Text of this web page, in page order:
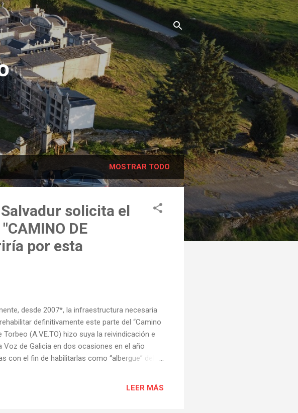
MOSTRAR TODO
solicita el
DE
por esta
desde 2007*, la infraestructura necesaria
definitivamente este parte del “Camino
(A.VE.TO) hizo suya la reivindicación e
de Galicia en dos ocasiones en el año
el fin de habilitarlas como “albergue” del
LEER MÁS